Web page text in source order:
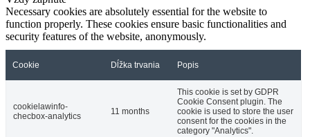
Necessary cookies are absolutely essential for the website to
function properly. These cookies ensure basic functionalities and
security features of the website, anonymously.
Cookie Dĺžka trvania Popis
cookielawinfo-
checbox-analytics
11 months
This cookie is set by GDPR
Cookie Consent plugin. The
cookie is used to store the user
consent for the cookies in the
category "Analytics".